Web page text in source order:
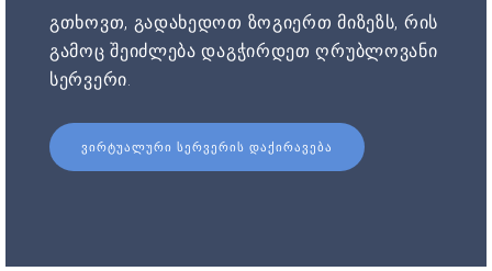
გთხოვთ, გადახედოთ ზოგიერთ მიზეზს, რის
გამოც შეიძლება დაგჭირდეთ ღრუბლოვანი
სერვერი.
ᲕᲘᲠᲢᲣᲐᲚᲣᲠᲘ ᲡᲔᲠᲕᲔᲠᲘᲡ ᲓᲐᲥᲘᲠᲐᲕᲔᲑᲐ